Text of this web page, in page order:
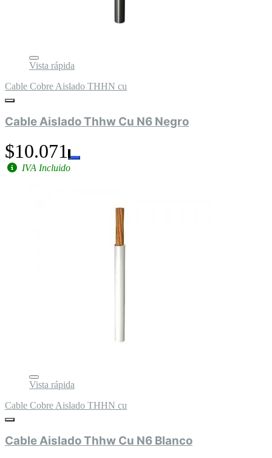
Vista rápida
Cable Cobre Aislado THHN cu
Cable Aislado Thhw Cu N6 Negro
$10.071
IVA Incluido
Vista rápida
Cable Cobre Aislado THHN cu
Cable Aislado Thhw Cu N6 Blanco